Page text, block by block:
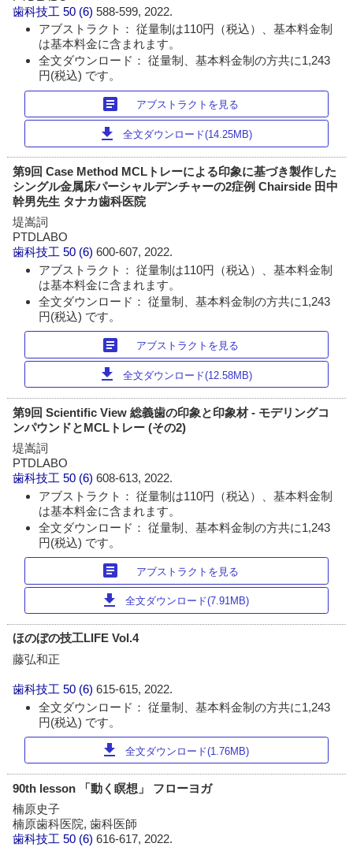
歯科技工 50 (6)588-599, 2022.
アブストラクト： 従量制は110円（税込）、基本料金制
は基本料金に含まれます。
全文ダウンロード： 従量制、基本料金制の方共に1,243
円(税込) です。
article アブストラクトを見る
download 全文ダウンロード(14.25MB)
第9回 Case Method MCLトレーによる印象に基づき製作した
シングル金属床パーシャルデンチャーの2症例 Chairside 田中
幹男先生 タナカ歯科医院
堤嵩詞
PTDLABO
歯科技工 50 (6)600-607, 2022.
アブストラクト： 従量制は110円（税込）、基本料金制
は基本料金に含まれます。
全文ダウンロード： 従量制、基本料金制の方共に1,243
円(税込) です。
article アブストラクトを見る
download 全文ダウンロード(12.58MB)
第9回 Scientific View 総義歯の印象と印象材 - モデリングコ
ンパウンドとMCLトレー (その2)
堤嵩詞
PTDLABO
歯科技工 50 (6)608-613, 2022.
アブストラクト： 従量制は110円（税込）、基本料金制
は基本料金に含まれます。
全文ダウンロード： 従量制、基本料金制の方共に1,243
円(税込) です。
article アブストラクトを見る
download 全文ダウンロード(7.91MB)
ほのぼの技工LIFE Vol.4
藤弘和正
歯科技工 50 (6)615-615, 2022.
全文ダウンロード： 従量制、基本料金制の方共に1,243
円(税込) です。
download 全文ダウンロード(1.76MB)
90th lesson 「動く瞑想」 フローヨガ
楠原史子
楠原歯科医院, 歯科医師
歯科技工 50 (6)616-617, 2022.